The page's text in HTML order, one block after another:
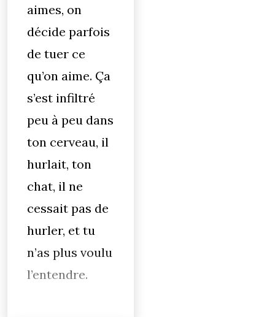
aimes, on
décide parfois
de tuer ce
qu’on aime. Ça
s’est infiltré
peu à peu dans
ton cerveau, il
hurlait, ton
chat, il ne
cessait pas de
hurler, et tu
n’as plus voulu
l’entendre.